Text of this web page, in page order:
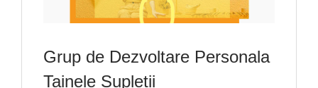
Grup de Dezvoltare Personala
Tainele Supletii